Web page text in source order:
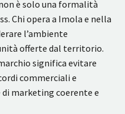
è solo una formalità
Chi opera a Imola e nella
l’ambiente
offerte dal territorio.
significa evitare
commerciali e
marketing coerente e